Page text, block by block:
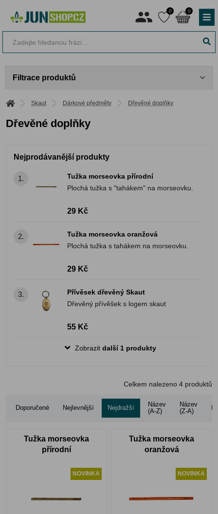
0 0
Filtrace produktů
Skaut Dárkové předměty Dřevěné doplňky
Dřevěné doplňky
Nejprodávanější produkty
1.
Tužka morseovka přírodní
Plochá tužka s "tahákem" na morseovku.
29 Kč
2.
Tužka morseovka oranžová
Plochá tužka s tahákem na morseovku.
29 Kč
3.
Přívěsek dřevěný Skaut
Dřevěný přívěšek s logem skaut
55 Kč
Zobrazit další 1 produkty
Celkem nalezeno 4 produktů
Doporučené Nejlevnější Nejdražší
Název
(A-Z)
Název
(Z-A)
Tužka morseovka
přírodní
NOVINKA
Tužka morseovka
oranžová
NOVINKA